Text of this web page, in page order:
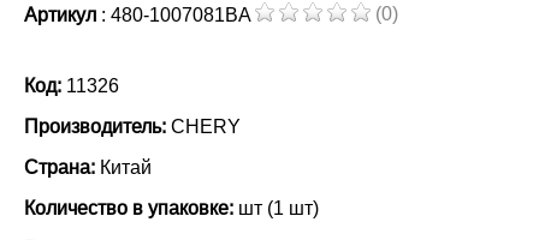
Артикул : 480-1007081BA (0)
Код: 11326
Производитель: CHERY
Страна: Китай
Количество в упаковке: шт (1 шт)